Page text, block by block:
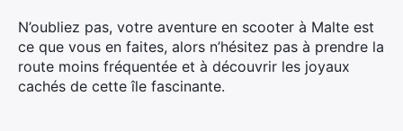
N’oubliez pas, votre aventure en scooter à Malte est
ce que vous en faites, alors n’hésitez pas à prendre la
route moins fréquentée et à découvrir les joyaux
cachés de cette île fascinante.